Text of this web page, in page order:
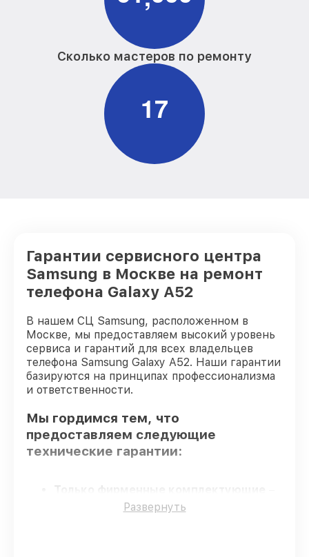
Сколько мастеров по ремонту
17
Гарантии сервисного центра
Samsung в Москве на ремонт
телефона Galaxy A52
В нашем СЦ Samsung, расположенном в
Москве, мы предоставляем высокий уровень
сервиса и гарантий для всех владельцев
телефона Samsung Galaxy A52. Наши гарантии
базируются на принципах профессионализма
и ответственности.
Мы гордимся тем, что
предоставляем следующие
технические гарантии:
Только фирменные комплектующие
только подлинные комплектующие.
Развернуть